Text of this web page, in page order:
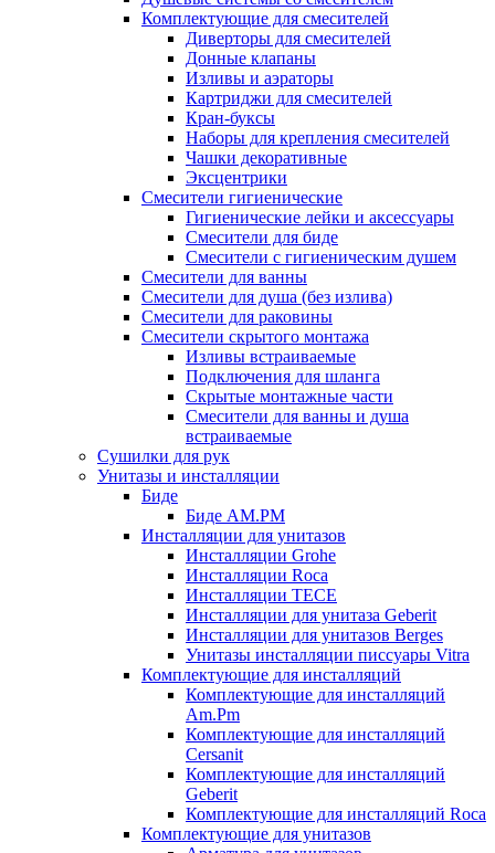
Комплектующие для смесителей
Диверторы для смесителей
Донные клапаны
Изливы и аэраторы
Картриджи для смесителей
Кран-буксы
Наборы для крепления смесителей
Чашки декоративные
Эксцентрики
Смесители гигиенические
Гигиенические лейки и аксессуары
Смесители для биде
Смесители с гигиеническим душем
Смесители для ванны
Смесители для душа (без излива)
Смесители для раковины
Смесители скрытого монтажа
Изливы встраиваемые
Подключения для шланга
Скрытые монтажные части
Смесители для ванны и душа
встраиваемые
Сушилки для рук
Унитазы и инсталляции
Биде
Биде AM.PM
Инсталляции для унитазов
Инсталляции Grohe
Инсталляции Roca
Инсталляции TECE
Инсталляции для унитаза Geberit
Инсталляции для унитазов Berges
Унитазы инсталляции писсуары Vitra
Комплектующие для инсталляций
Комплектующие для инсталляций
Am.Pm
Комплектующие для инсталляций
Cersanit
Комплектующие для инсталляций
Geberit
Комплектующие для инсталляций Roca
Комплектующие для унитазов